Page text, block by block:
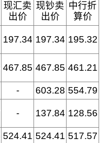
现汇卖
出价
现钞卖
出价
中行折
算价
197.34 197.34 195.32
467.85 467.85 461.21
- 603.28 554.79
- 137.84 128.56
524.41 524.41 517.57